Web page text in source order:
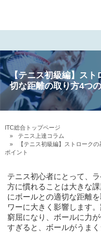
【テニス初級編】スト
切な距離の取り方4つ
ITC総合トップページ
テニス上達コラム
【テニス初級編】ストローク
ポイント
テニス初心者にとって、
方に慣れることは大きな
にボールとの適切な距離
ワーに大きく影響します
窮屈になり、ボールに力
すぎると、ボールがうま